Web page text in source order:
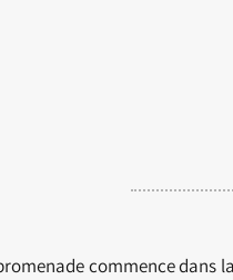
commence dans